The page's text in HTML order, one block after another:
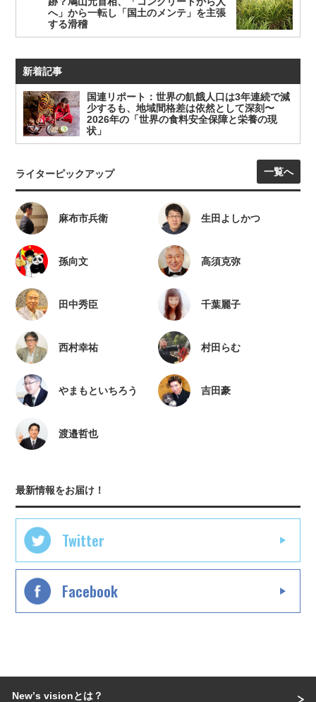
へ」から一転し「国土のメンテ」を主張
する滑稽
新着記事
国連リポート：世界の飢餓人口は3年連続で減
少するも、地域間格差は依然として深刻〜
2026年の「世界の食料安全保障と栄養の現
状」
ライターピックアップ 一覧へ
麻布市兵衛 生田よしかつ
孫向文 高須克弥
田中秀臣 千葉麗子
西村幸祐 村田らむ
やまもといちろう 吉田豪
渡邉哲也
最新情報をお届け！
Twitter
Facebook
Newʼs visionとは？